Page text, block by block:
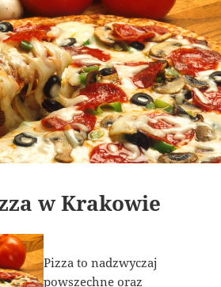
w Krakowie
Pizza to nadzwyczaj
powszechne oraz